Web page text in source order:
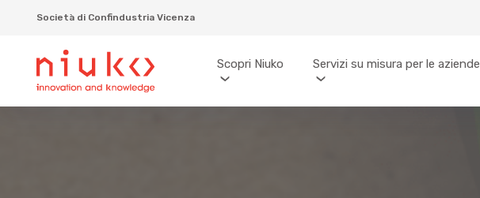
Società di Confindustria Vicenza
Scopri Niuko Servizi su misura per le aziende